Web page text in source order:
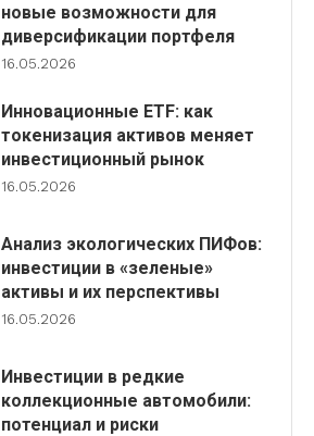
новые возможности для
диверсификации портфеля
16.05.2026
Инновационные ETF: как
токенизация активов меняет
инвестиционный рынок
16.05.2026
Анализ экологических ПИФов:
инвестиции в «зеленые»
активы и их перспективы
16.05.2026
Инвестиции в редкие
коллекционные автомобили:
потенциал и риски